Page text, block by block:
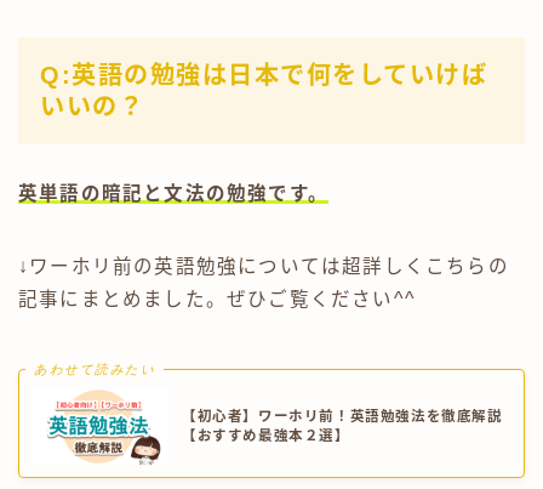
Q:英語の勉強は日本で何をしていけば
いいの？
英単語の暗記と文法の勉強です。
↓ワーホリ前の英語勉強については超詳しくこちらの
記事にまとめました。ぜひご覧ください^^
あわせて読みたい
【初心者】ワーホリ前！英語勉強法を徹底解説
【おすすめ最強本２選】